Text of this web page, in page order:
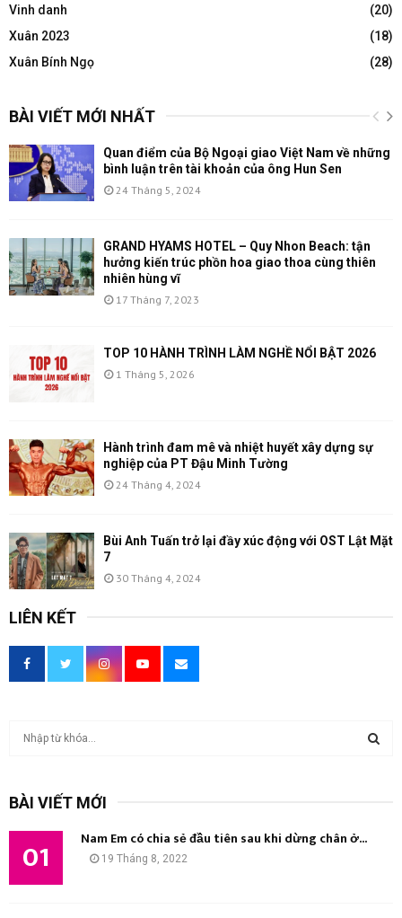
Vinh danh
(20)
Xuân 2023
(18)
Xuân Bính Ngọ
(28)
BÀI VIẾT MỚI NHẤT
Quan điểm của Bộ Ngoại giao Việt Nam về những
bình luận trên tài khoản của ông Hun Sen
24 Tháng 5, 2024
GRAND HYAMS HOTEL – Quy Nhon Beach: tận
hưởng kiến trúc phồn hoa giao thoa cùng thiên
nhiên hùng vĩ
17 Tháng 7, 2023
TOP 10 HÀNH TRÌNH LÀM NGHỀ NỔI BẬT 2026
1 Tháng 5, 2026
Hành trình đam mê và nhiệt huyết xây dựng sự
nghiệp của PT Đậu Minh Tường
24 Tháng 4, 2024
Bùi Anh Tuấn trở lại đầy xúc động với OST Lật Mặt
7
30 Tháng 4, 2024
LIÊN KẾT
iBÀI VIẾT MỚI
01 Nam Em có chia sẻ đầu tiên sau khi dừng chân ở...
19 Tháng 8, 2022